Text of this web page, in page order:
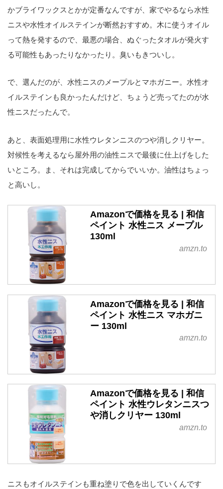
かブライワックスとかが定番なんですが、家でやるなら水性
ニスや水性オイルステインが断然おすすめ。木に使うオイル
って熱を発するので、最悪の場合、ぬぐったタオルが発火す
る可能性もあったりなかったり。臭いもきついし。
で、選んだのが、水性ニスのメープルとマホガニー。水性オ
イルステインも良かったんだけど、ちょうど売ってたのが水
性ニスだったんで。
あと、表面処理用に水性ウレタンニスのつや消しクリヤー。
対候性を考えるなら屋外用の油性ニスで最後に仕上げをした
いところ。ま、それは完成してからでいいか。油性はちょっ
と高いし。
Amazonで価格を見る | 和信
ペイント 水性ニス メープル
130ml
amzn.to
Amazonで価格を見る | 和信
ペイント 水性ニス マホガニ
ー 130ml
amzn.to
Amazonで価格を見る | 和信
ペイント 水性ウレタンニスつ
や消しクリヤー 130ml
amzn.to
ニスもオイルステインも重ね塗りで色を出していくんです